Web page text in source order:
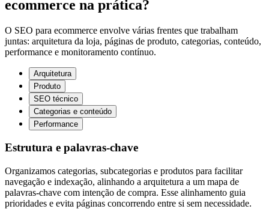
ecommerce na prática?
O SEO para ecommerce envolve várias frentes que trabalham
juntas: arquitetura da loja, páginas de produto, categorias, conteúdo,
performance e monitoramento contínuo.
Arquitetura
Produto
SEO técnico
Categorias e conteúdo
Performance
Estrutura e palavras-chave
Organizamos categorias, subcategorias e produtos para facilitar
navegação e indexação, alinhando a arquitetura a um mapa de
palavras-chave com intenção de compra. Esse alinhamento guia
prioridades e evita páginas concorrendo entre si sem necessidade.